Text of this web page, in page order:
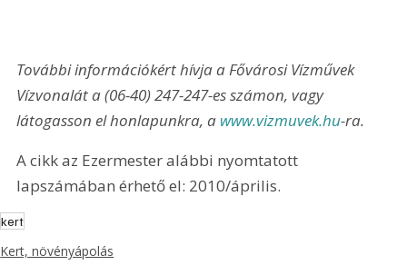
További információkért hívja a Fővárosi Vízművek
Vízvonalát a (06-40) 247-247-es számon, vagy
látogasson el honlapunkra, a www.vizmuvek.hu-ra.
A cikk az Ezermester alábbi nyomtatott
lapszámában érhető el: 2010/április.
kert
Kert, növényápolás